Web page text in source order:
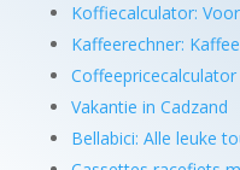
Koffiecalculator:
Kaffeerechner:
Coffeepricecalculator
Vakantie in Cadzand
Bellabici: Alle leuke